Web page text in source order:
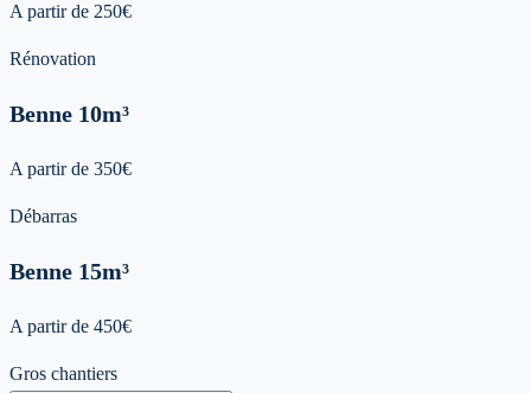
A partir de 250€
Rénovation
Benne 10m³
A partir de 350€
Débarras
Benne 15m³
A partir de 450€
Gros chantiers